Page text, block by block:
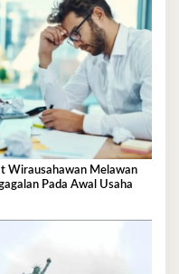
Pada Awal Usaha